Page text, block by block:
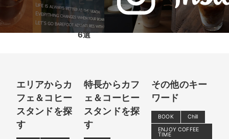
スタ
ンド
6選
エリアからカ
フェ＆コヒー
スタンドを探
す
特長からカフ
ェ＆コーヒー
スタンドを探
す
その他のキー
ワード
BOOK
Chill
ENJOY COFFEE
TIME